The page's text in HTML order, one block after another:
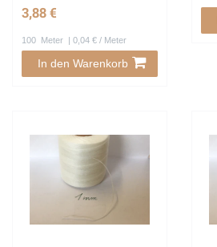
3,88 €
100 Meter | 0,04 € / Meter
In den Warenkorb